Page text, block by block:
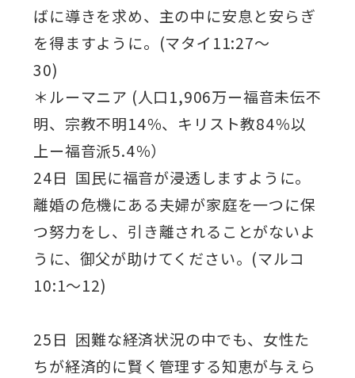
ばに導きを求め、主の中に安息と安らぎ
を得ますように。(マタイ11:27～
30)
＊ルーマニア (人口1,906万ー福音未伝不
明、宗教不明14％、キリスト教84％以
上ー福音派5.4％）
24日 国民に福音が浸透しますように。
離婚の危機にある夫婦が家庭を一つに保
つ努力をし、引き離されることがないよ
うに、御父が助けてください。(マルコ
10:1～12)
25日 困難な経済状況の中でも、女性た
ちが経済的に賢く管理する知恵が与えら